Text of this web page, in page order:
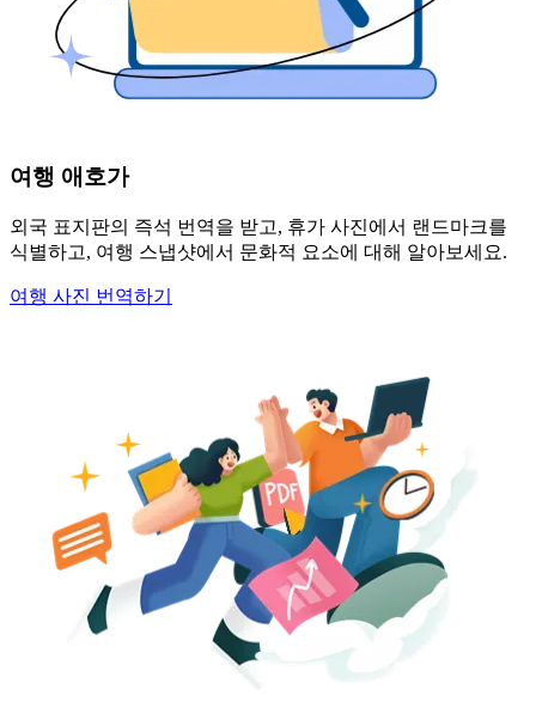
여행 애호가
외국 표지판의 즉석 번역을 받고, 휴가 사진에서 랜드마크를
식별하고, 여행 스냅샷에서 문화적 요소에 대해 알아보세요.
여행 사진 번역하기